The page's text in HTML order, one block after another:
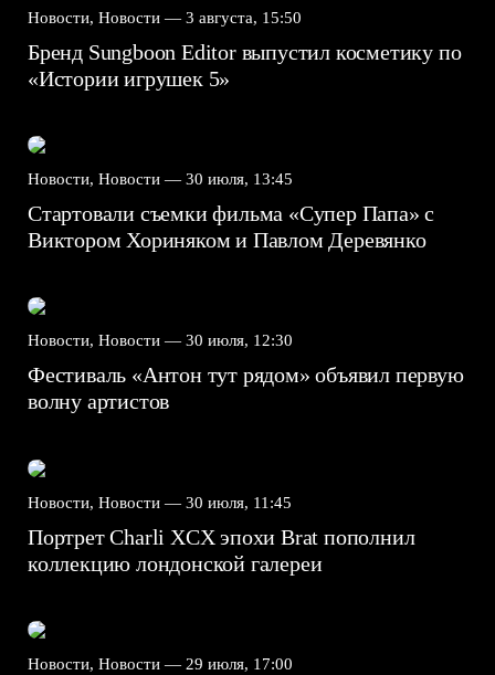
Новости, Новости — 3 августа, 15:50
Бренд Sungboon Editor выпустил косметику по
«Истории игрушек 5»
Новости, Новости — 30 июля, 13:45
Стартовали съемки фильма «Супер Папа» с
Виктором Хориняком и Павлом Деревянко
Новости, Новости — 30 июля, 12:30
Фестиваль «Антон тут рядом» объявил первую
волну артистов
Новости, Новости — 30 июля, 11:45
Портрет Charli XCX эпохи Brat пополнил
коллекцию лондонской галереи
Новости, Новости — 29 июля, 17:00